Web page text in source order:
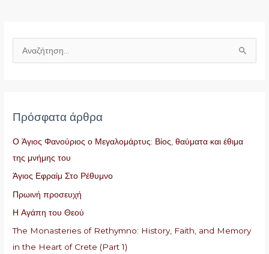
γ
ι
α
:
Πρόσφατα άρθρα
Ο Άγιος Φανούριος ο Μεγαλομάρτυς: Βίος, θαύματα και έθιμα
της μνήμης του
Άγιος Εφραίμ Στο Ρέθυμνο
Πρωινή προσευχή
Η Αγάπη του Θεού
The Monasteries of Rethymno: History, Faith, and Memory
in the Heart of Crete (Part 1)